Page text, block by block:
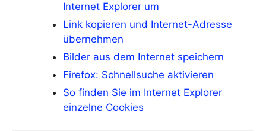
Internet Explorer um
Link kopieren und Internet-Adresse
übernehmen
Bilder aus dem Internet speichern
Firefox: Schnellsuche aktivieren
So finden Sie im Internet Explorer
einzelne Cookies